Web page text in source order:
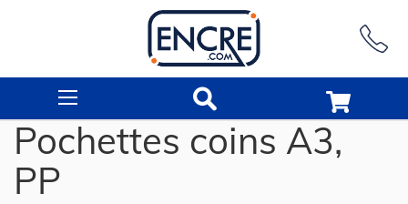
Pochettes coins A3,
PP